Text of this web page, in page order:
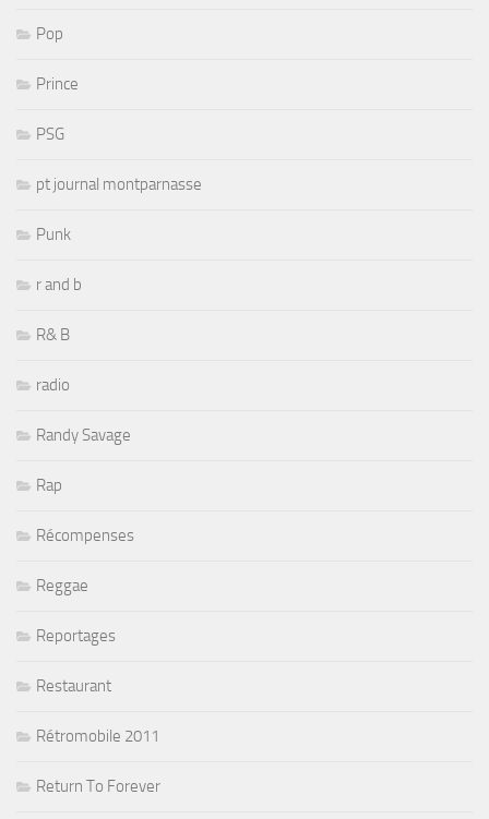
Pop
Prince
PSG
pt journal montparnasse
Punk
r and b
R& B
radio
Randy Savage
Rap
Récompenses
Reggae
Reportages
Restaurant
Rétromobile 2011
Return To Forever